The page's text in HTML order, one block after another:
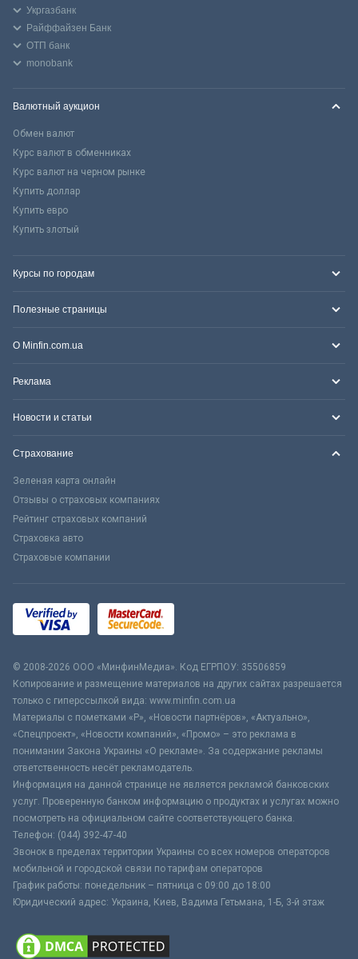
Укргазбанк
Райффайзен Банк
ОТП банк
monobank
Валютный аукцион
Обмен валют
Курс валют в обменниках
Курс валют на черном рынке
Купить доллар
Купить евро
Купить злотый
Курсы по городам
Полезные страницы
О Minfin.com.ua
Реклама
Новости и статьи
Страхование
Зеленая карта онлайн
Отзывы о страховых компаниях
Рейтинг страховых компаний
Страховка авто
Страховые компании
© 2008-2026 ООО «МинфинМедиа». Код ЕГРПОУ: 35506859
Копирование и размещение материалов на других сайтах разрешается
только с гиперссылкой вида: www.minfin.com.ua
Материалы с пометками «Р», «Новости партнёров», «Актуально»,
«Спецпроект», «Новости компаний», «Промо» – это реклама в
понимании Закона Украины «О рекламе». За содержание рекламы
ответственность несёт рекламодатель.
Информация на данной странице не является рекламой банковских
услуг. Проверенную банком информацию о продуктах и услугах можно
посмотреть на официальном сайте соответствующего банка.
Телефон: (044) 392-47-40
Звонок в пределах территории Украины со всех номеров операторов
мобильной и городской связи по тарифам операторов
График работы: понедельник – пятница с 09:00 до 18:00
Юридический адрес: Украина, Киев, Вадима Гетьмана, 1-Б, 3-й этаж